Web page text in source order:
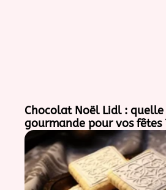
Chocolat Noël Lidl :
gourmande pour vos fêtes